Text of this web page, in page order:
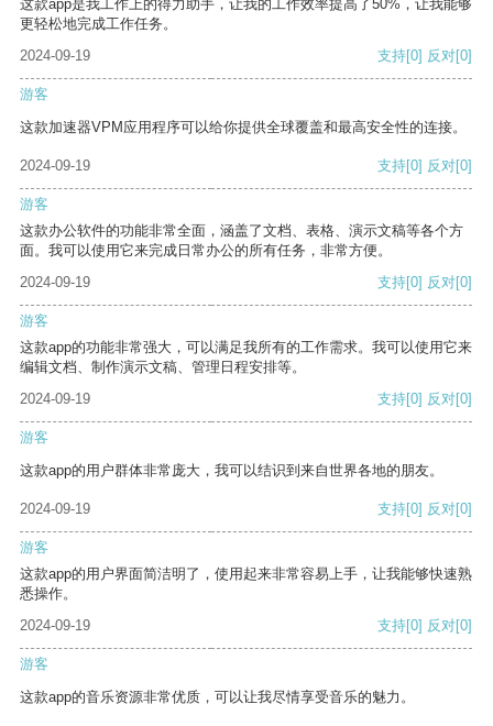
这款app是我工作上的得力助手，让我的工作效率提高了50%，让我能够
更轻松地完成工作任务。
2024-09-19
支持[0] 反对[0]
游客
这款加速器VPM应用程序可以给你提供全球覆盖和最高安全性的连接。
2024-09-19 支持[0] 反对[0]
游客
这款办公软件的功能非常全面，涵盖了文档、表格、演示文稿等各个方
面。我可以使用它来完成日常办公的所有任务，非常方便。
2024-09-19
支持[0] 反对[0]
游客
这款app的功能非常强大，可以满足我所有的工作需求。我可以使用它来
编辑文档、制作演示文稿、管理日程安排等。
2024-09-19
支持[0] 反对[0]
游客
这款app的用户群体非常庞大，我可以结识到来自世界各地的朋友。
2024-09-19 支持[0] 反对[0]
游客
这款app的用户界面简洁明了，使用起来非常容易上手，让我能够快速熟
悉操作。
2024-09-19
支持[0] 反对[0]
游客
这款app的音乐资源非常优质，可以让我尽情享受音乐的魅力。